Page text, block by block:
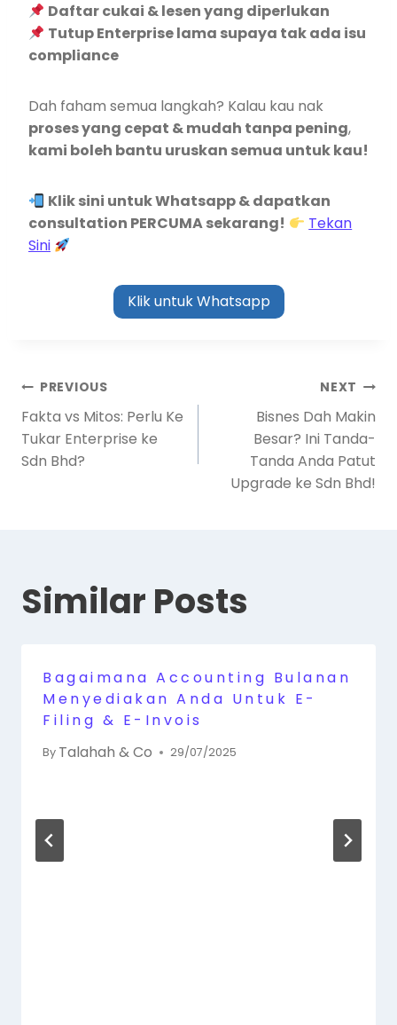
Daftar cukai & lesen yang diperlukan
Tutup Enterprise lama supaya tak ada isu
compliance
Dah faham semua langkah? Kalau kau nak
proses yang cepat & mudah tanpa pening,
kami boleh bantu uruskan semua untuk kau!
Klik sini untuk Whatsapp & dapatkan
consultation PERCUMA sekarang!
Tekan
Sini
Klik untuk Whatsapp
PREVIOUS
Fakta vs Mitos: Perlu Ke
Tukar Enterprise ke
Sdn Bhd?
NEXT
Bisnes Dah Makin
Besar? Ini Tanda-
Tanda Anda Patut
Upgrade ke Sdn Bhd!
Similar Posts
Bagaimana Accounting Bulanan
Menyediakan Anda Untuk E-
Filing & E-Invois
By Talahah & Co 29/07/2025